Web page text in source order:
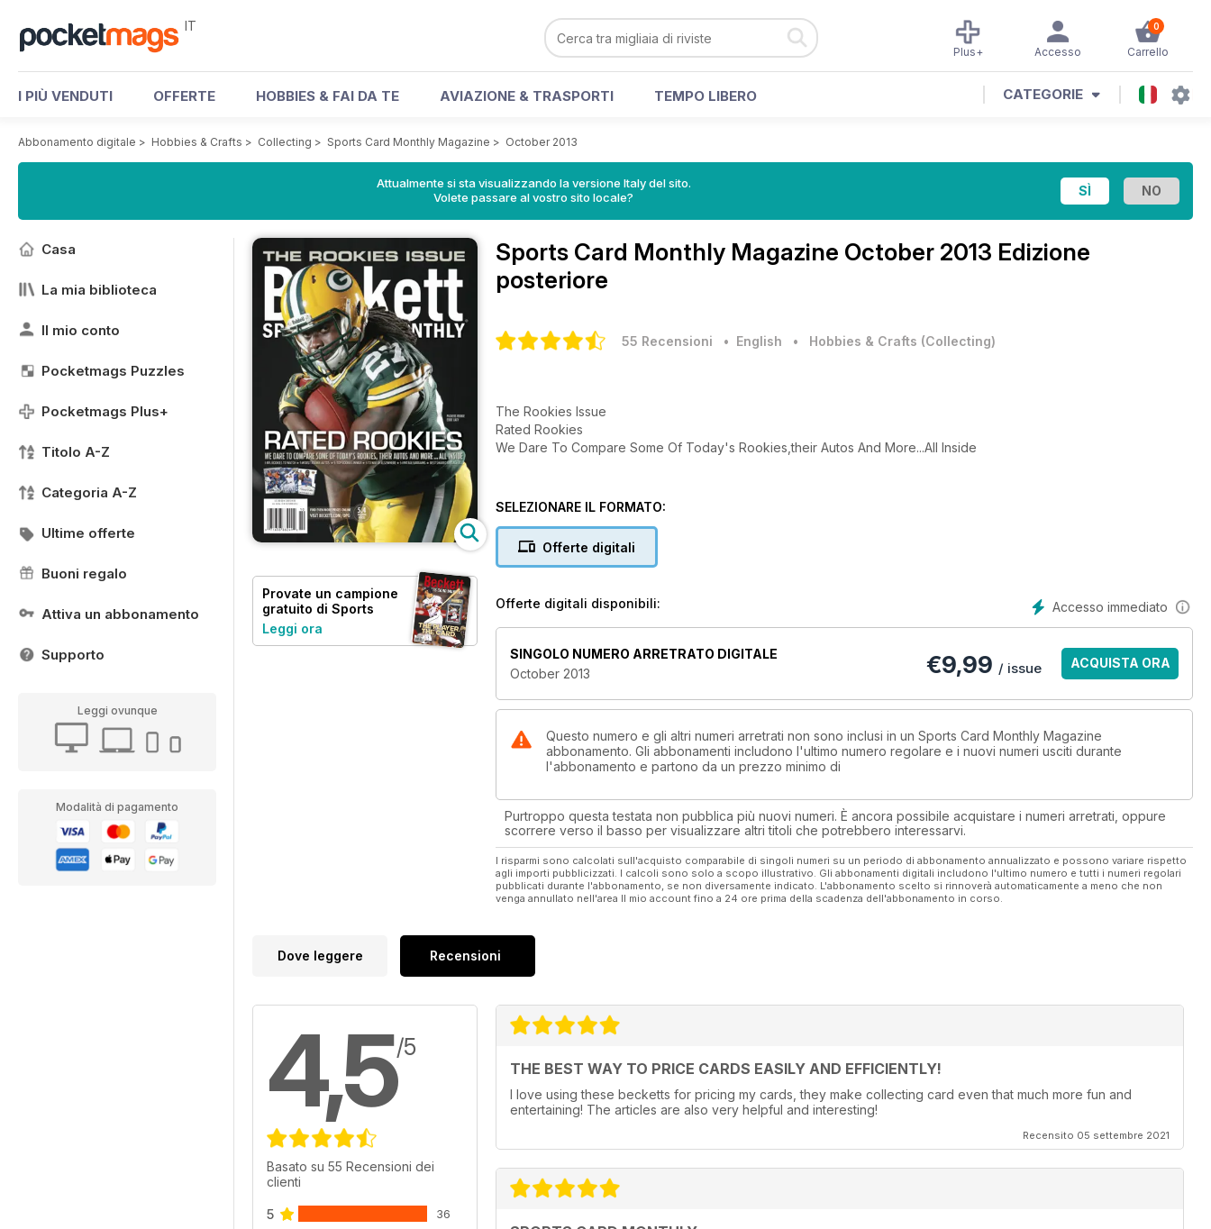
IT 0
Carrello
Accesso
Plus+
I PIÙ VENDUTI OFFERTE HOBBIES & FAI DA TE AVIAZIONE & TRASPORTI TEMPO LIBERO CATEGORIE
Abbonamento digitale > Hobbies & Crafts > Collecting > Sports Card Monthly Magazine > October 2013
Attualmente si sta visualizzando la versione Italy del sito.
Volete passare al vostro sito locale?
Casa
La mia biblioteca
Il mio conto
Pocketmags Puzzles
Pocketmags Plus+
Titolo A-Z
Categoria A-Z
Ultime offerte
Buoni regalo
Attiva un abbonamento
Supporto
Leggi ovunque
Modalità di pagamento
Provate un campione
gratuito di Sports
Card Monthly
Magazine
Leggi ora
Sports Card Monthly Magazine October 2013 Edizione
posteriore
55 Recensioni • English • Hobbies & Crafts (Collecting)
The Rookies Issue
Rated Rookies
We Dare To Compare Some Of Today's Rookies,their Autos And More...All Inside
SELEZIONARE IL FORMATO:
Offerte digitali
Accesso immediato
Offerte digitali disponibili:
SINGOLO NUMERO ARRETRATO DIGITALE
October 2013
€9,99 / issue ACQUISTA ORA
Questo numero e gli altri numeri arretrati non sono inclusi in un Sports Card Monthly Magazine
abbonamento. Gli abbonamenti includono l'ultimo numero regolare e i nuovi numeri usciti durante
l'abbonamento e partono da un prezzo minimo di
Purtroppo questa testata non pubblica più nuovi numeri. È ancora possibile acquistare i numeri arretrati, oppure
scorrere verso il basso per visualizzare altri titoli che potrebbero interessarvi.
I risparmi sono calcolati sull'acquisto comparabile di singoli numeri su un periodo di abbonamento annualizzato e possono variare rispetto
agli importi pubblicizzati. I calcoli sono solo a scopo illustrativo. Gli abbonamenti digitali includono l'ultimo numero e tutti i numeri regolari
pubblicati durante l'abbonamento, se non diversamente indicato. L'abbonamento scelto si rinnoverà automaticamente a meno che non
venga annullato nell'area Il mio account fino a 24 ore prima della scadenza dell'abbonamento in corso.
Dove leggere Recensioni
4,5/5
Basato su 55 Recensioni dei
clienti
5 36
THE BEST WAY TO PRICE CARDS EASILY AND EFFICIENTLY!
I love using these becketts for pricing my cards, they make collecting card even that much more fun and
entertaining! The articles are also very helpful and interesting!
Recensito 05 settembre 2021